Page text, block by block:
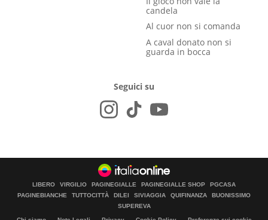
candela
Al cuor non si comanda
A caval donato non si
guarda in bocca
Seguici su
LIBERO VIRGILIO PAGINEGIALLE PAGINEGIALLE SHOP
PGCASA
PAGINEBIANCHE
TUTTOCITTÀ DILEI SIVIAGGIA QUIFINANZA
BUONISSIMO
SUPEREVA